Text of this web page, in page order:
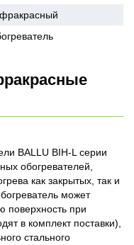
BALLU BIH-L серии
обогревателей,
как закрытых, так и
может
поверхность при
в комплект поставки),
стального